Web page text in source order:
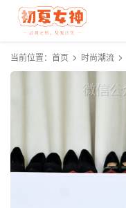
当前位置： 首页 时尚潮流